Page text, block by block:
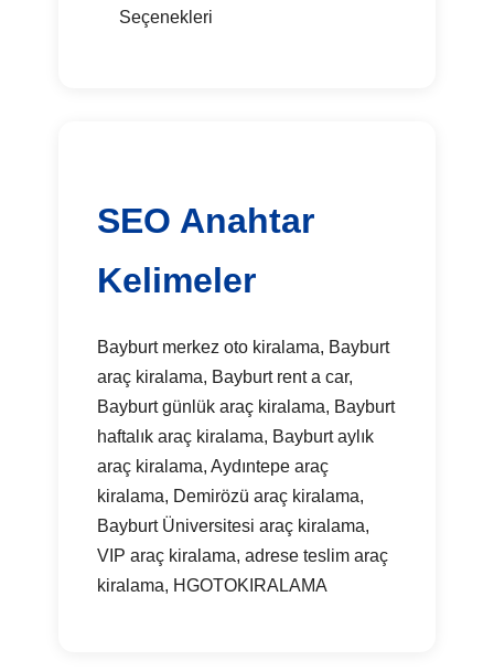
Seçenekleri
SEO Anahtar
Kelimeler
Bayburt merkez oto kiralama, Bayburt
araç kiralama, Bayburt rent a car,
Bayburt günlük araç kiralama, Bayburt
haftalık araç kiralama, Bayburt aylık
araç kiralama, Aydıntepe araç
kiralama, Demirözü araç kiralama,
Bayburt Üniversitesi araç kiralama,
VIP araç kiralama, adrese teslim araç
kiralama, HGOTOKIRALAMA